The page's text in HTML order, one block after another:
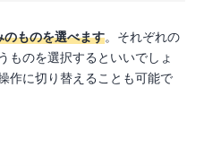
ものを選べます。それぞれの
ものを選択するといいでしょ
作に切り替えることも可能で